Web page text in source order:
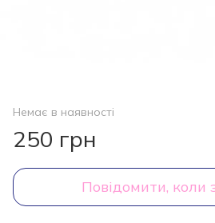
Немає в наявності
250 грн
Повідомити, коли